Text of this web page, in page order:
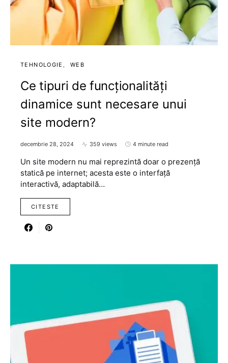
TEHNOLOGIE WEB
Ce tipuri de funcționalități
dinamice sunt necesare unui
site modern?
decembrie 28, 2024 359 views 4 minute read
Un site modern nu mai reprezintă doar o prezență
statică pe internet; acesta este o interfață
interactivă, adaptabilă…
CITESTE